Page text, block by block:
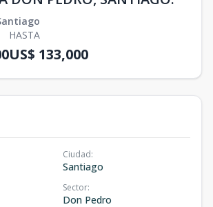
HASTA
US$ 133,000
Ciudad:
Santiago
Sector:
Don Pedro